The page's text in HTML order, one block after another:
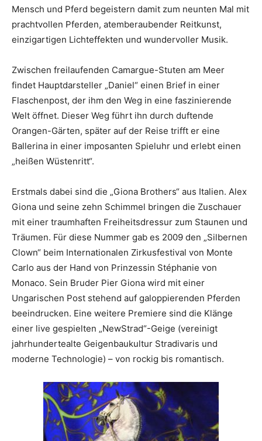
Mensch und Pferd begeistern damit zum neunten Mal mit
prachtvollen Pferden, atemberaubender Reitkunst,
einzigartigen Lichteffekten und wundervoller Musik.
Zwischen freilaufenden Camargue-Stuten am Meer
findet Hauptdarsteller „Daniel“ einen Brief in einer
Flaschenpost, der ihm den Weg in eine faszinierende
Welt öffnet. Dieser Weg führt ihn durch duftende
Orangen-Gärten, später auf der Reise trifft er eine
Ballerina in einer imposanten Spieluhr und erlebt einen
„heißen Wüstenritt“.
Erstmals dabei sind die „Giona Brothers“ aus Italien. Alex
Giona und seine zehn Schimmel bringen die Zuschauer
mit einer traumhaften Freiheitsdressur zum Staunen und
Träumen. Für diese Nummer gab es 2009 den „Silbernen
Clown“ beim Internationalen Zirkusfestival von Monte
Carlo aus der Hand von Prinzessin Stéphanie von
Monaco. Sein Bruder Pier Giona wird mit einer
Ungarischen Post stehend auf galoppierenden Pferden
beeindrucken. Eine weitere Premiere sind die Klänge
einer live gespielten „NewStrad“-Geige (vereinigt
jahrhundertealte Geigenbaukultur Stradivaris und
moderne Technologie) – von rockig bis romantisch.